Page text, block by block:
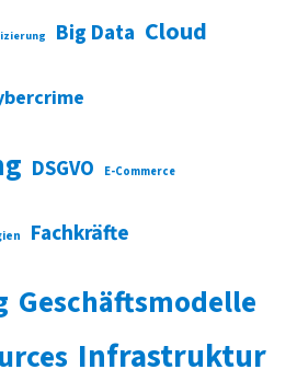
Big Data Cloud
DSGVO E-Commerce
Fachkräfte
Geschäftsmodelle
Infrastruktur